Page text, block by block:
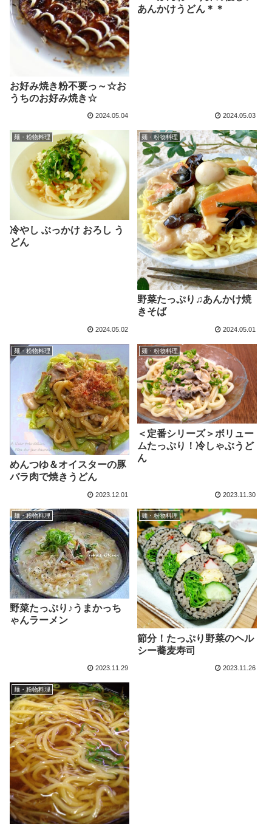
お好み焼き粉不要っ～☆お
うちのお好み焼き☆
2024.05.04
あんかけうどん＊＊
2024.05.03
麺・粉物料理
冷やし ぶっかけ おろし う
どん
2024.05.02
麺・粉物料理
野菜たっぷり♫あんかけ焼
きそば
2024.05.01
麺・粉物料理
めんつゆ＆オイスターの豚
バラ肉で焼きうどん
2023.12.01
麺・粉物料理
＜定番シリーズ＞ボリュー
ムたっぷり！冷しゃぶうど
ん
2023.11.30
麺・粉物料理
野菜たっぷり♪うまかっち
ゃんラーメン
2023.11.29
麺・粉物料理
節分！たっぷり野菜のヘル
シー蕎麦寿司
2023.11.26
麺・粉物料理